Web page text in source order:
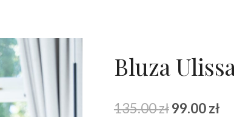
Bluza
135.00złPierwotna
99.00zł